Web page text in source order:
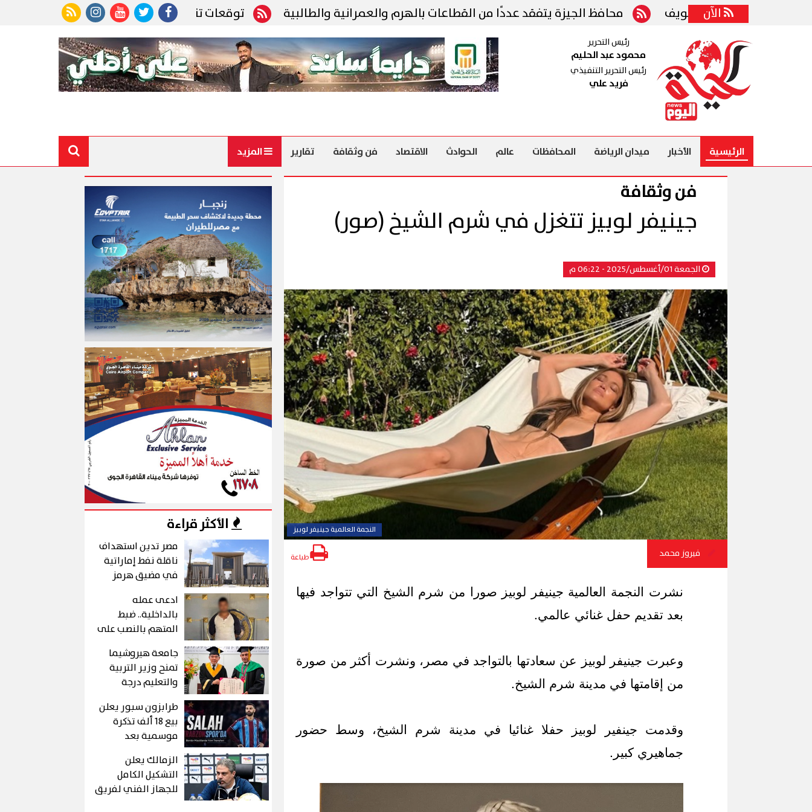
الآن توقعات تنسيق الكليات شبه نهائية.. 93.43% حد أدنى للطب و 93.12% للأسنان محافظ الجيزة يتفقد عددًا من القطاعات بالهرم والعمرانية والطالبية في بني سويف
رئيس التحرير
محمود عبد الحليم
رئيس التحرير التنفيذي
فريد علي
الرئيسية الأخبار ميدان الرياضة المحافظات عالم الحوادث الاقتصاد فن وثقافة تقارير المزيد
فن وثقافة
جينيفر لوبيز تتغزل في شرم الشيخ (صور)
الجمعة 01/أغسطس/2025 - 06:22 م
النجمة العالمية جينيفر لوبيز
فيروز محمد طباعة
نشرت النجمة العالمية جينيفر لوبيز صورا من شرم الشيخ التي تتواجد فيها
بعد تقديم حفل غنائي عالمي.
وعبرت جينيفر لوبيز عن سعادتها بالتواجد في مصر، ونشرت أكثر من صورة
من إقامتها في مدينة شرم الشيخ.
وقدمت جينفير لوبيز حفلا غنائيا في مدينة شرم الشيخ، وسط حضور
جماهيري كبير.
الأكثر قراءة
مصر تدين استهداف
ناقلة نفط إماراتية
في مضيق هرمز
ادعى عمله
بالداخلية.. ضبط
المتهم بالنصب على
سويف
جامعة هيروشيما
تمنح وزير التربية
والتعليم درجة
طرابزون سبور يعلن
بيع 18 ألف تذكرة
موسمية بعد
صلاح
الزمالك يعلن
التشكيل الكامل
للجهاز الفني لفريق